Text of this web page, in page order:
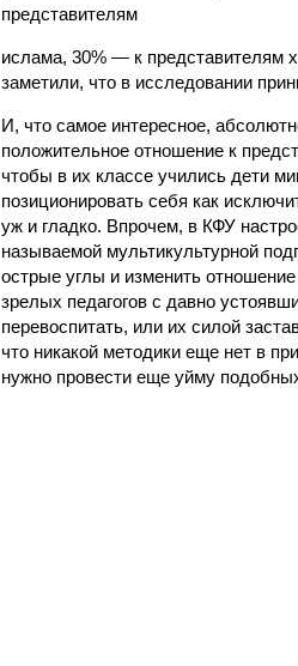
представителям
ислама, 30% — к представителям
заметили, что в исследовании
И, что самое интересное,
положительное отношение к
чтобы в их классе учились дети
позиционировать себя как
уж и гладко. Впрочем, в КФУ
называемой мультикультурной
острые углы и изменить
зрелых педагогов с давно
перевоспитать, или их силой
что никакой методики еще нет в
нужно провести еще уйму